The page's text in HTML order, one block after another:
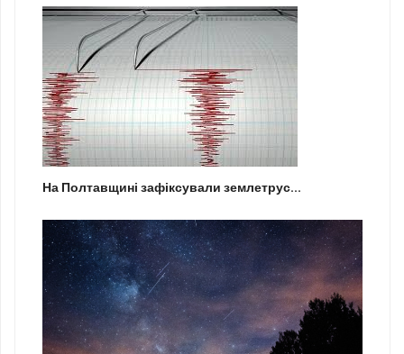
На Полтавщині зафіксували землетрус...